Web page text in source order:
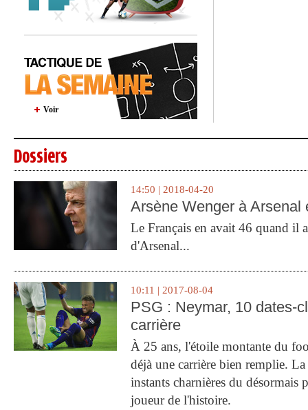
Voir
Dossiers
14:50 | 2018-04-20
Arsène Wenger à Arsenal
Le Français en avait 46 quand il
d'Arsenal...
10:11 | 2017-08-04
PSG : Neymar, 10 dates-
carrière
À 25 ans, l'étoile montante du
déjà une carrière bien remplie.
instants charnières du désormais
joueur de l'histoire.